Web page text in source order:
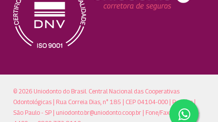
© 2026 Uniodonto do Brasil. Central Nacional das Cooperativas
Odontológicas | Rua Correia Dias, n° 185 | CEP 04104-000 | Paraíso |
São Paulo - SP | uniodonto.br@uniodonto.coop.br| Fone/Fax: (11)5904-